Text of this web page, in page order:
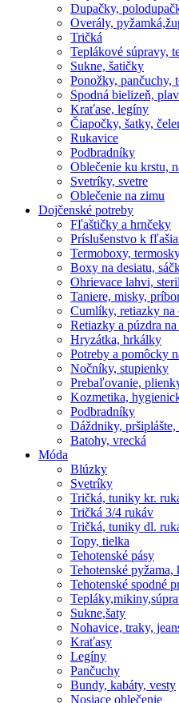
Dupačky,
Overály,
Tričká
Teplákové súpravy,
Sukne, šatičky
Ponožky, pančuchy,
Spodná bielizeň,
Kraťase, legíny
Čiapočky, šatky,
Rukavice
Podbradníky
Oblečenie ku krstu,
Svetríky, svetre
Oblečenie na zimu
Dojčenské potreby
Fľaštičky a hrnčeky
Príslušenstvo k
Termoboxy,
Boxy na desiatu,
Ohrievace lahvi,
Taniere, misky,
Cumlíky, retiazky
Retiazky a púzdra
Hryzátka, hrkálky
Potreby a pomôcky
Nočníky, stupienky
Prebaľovanie,
Kozmetika,
Podbradníky
Dáždniky,
Batohy, vrecká
Móda
Blúzky
Svetríky
Tričká, tuniky kr.
Tričká 3/4 rukáv
Tričká, tuniky dl.
Topy, tielka
Tehotenské pásy
Tehotenské pyžama,
Tehotenské spodné
Sukne,šaty
Nohavice, traky,
Kraťasy
Legíny
Pančuchy
Bundy, kabáty, vesty
Nosiace oblečenie